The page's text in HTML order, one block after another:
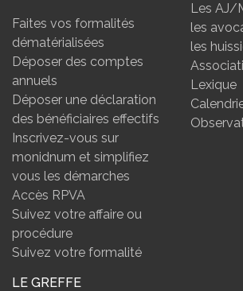
Faites vos formalités
dématérialisées
Déposer des comptes
annuels
Déposer une déclaration
des bénéficiaires effectifs
Inscrivez-vous sur
monidnum et simplifiez
vous les démarches
Accès RPVA
Suivez votre affaire ou
procédure
Suivez votre formalité
Les AJ/
les
les
Lexique
LE GREFFE